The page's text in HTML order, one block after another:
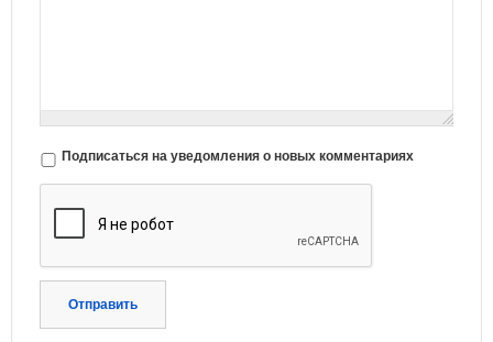
Подписаться на уведомления о новых комментариях
Отправить